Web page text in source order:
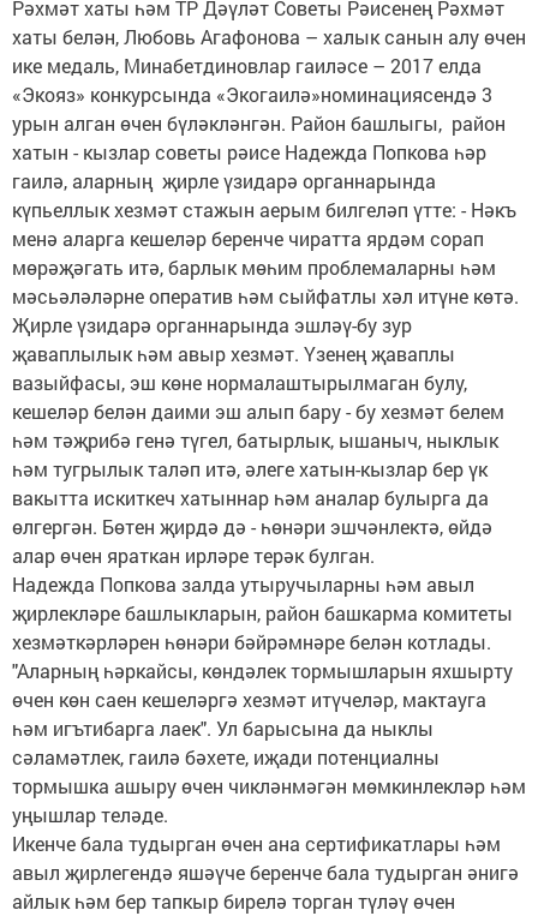
Рәхмәт хаты һәм ТР Дәүләт Советы Рәисенең Рәхмәт
хаты белән, Любовь Агафонова – халык санын алу өчен
ике медаль, Минабетдиновлар гаиләсе – 2017 елда
«Экояз» конкурсында «Экогаилә»номинациясендә 3
урын алган өчен бүләкләнгән. Район башлыгы, район
хатын - кызлар советы рәисе Надежда Попкова һәр
гаилә, аларның җирле үзидарә органнарында
күпьеллык хезмәт стажын аерым билгеләп үтте: - Нәкъ
менә аларга кешеләр беренче чиратта ярдәм сорап
мөрәҗәгать итә, барлык мөһим проблемаларны һәм
мәсьәләләрне оператив һәм сыйфатлы хәл итүне көтә.
Җирле үзидарә органнарында эшләү-бу зур
җаваплылык һәм авыр хезмәт. Үзенең җаваплы
вазыйфасы, эш көне нормалаштырылмаган булу,
кешеләр белән даими эш алып бару - бу хезмәт белем
һәм тәҗрибә генә түгел, батырлык, ышаныч, ныклык
һәм тугрылык таләп итә, әлеге хатын-кызлар бер үк
вакытта искиткеч хатыннар һәм аналар булырга да
өлгергән. Бөтен җирдә дә - һөнәри эшчәнлектә, өйдә
алар өчен яраткан ирләре терәк булган.
Надежда Попкова залда утыручыларны һәм авыл
җирлекләре башлыкларын, район башкарма комитеты
хезмәткәрләрен һөнәри бәйрәмнәре белән котлады.
"Аларның һәркайсы, көндәлек тормышларын яхшырту
өчен көн саен кешеләргә хезмәт итүчеләр, мактауга
һәм игътибарга лаек". Ул барысына да ныклы
сәламәтлек, гаилә бәхете, иҗади потенциалны
тормышка ашыру өчен чикләнмәгән мөмкинлекләр һәм
уңышлар теләде.
Икенче бала тудырган өчен ана сертификатлары һәм
авыл җирлегендә яшәүче беренче бала тудырган әнигә
айлык һәм бер тапкыр бирелә торган түләү өчен